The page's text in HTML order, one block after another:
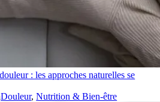
: les approches naturelles se
Douleur,Nutrition & Bien-être